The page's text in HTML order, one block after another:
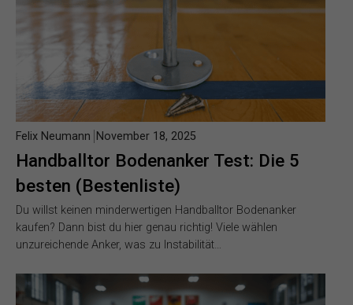
Handballtor Bodenanker Test: Die 5
besten (Bestenliste)
Felix Neumann November 18, 2025
Du willst keinen minderwertigen Handballtor Bodenanker
kaufen? Dann bist du hier genau richtig! Viele wählen
unzureichende Anker, was zu Instabilität…